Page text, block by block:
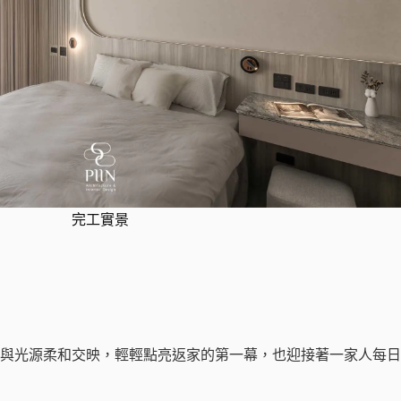
完工實景
光源柔和交映，輕輕點亮返家的第一幕，也迎接著一家人每日